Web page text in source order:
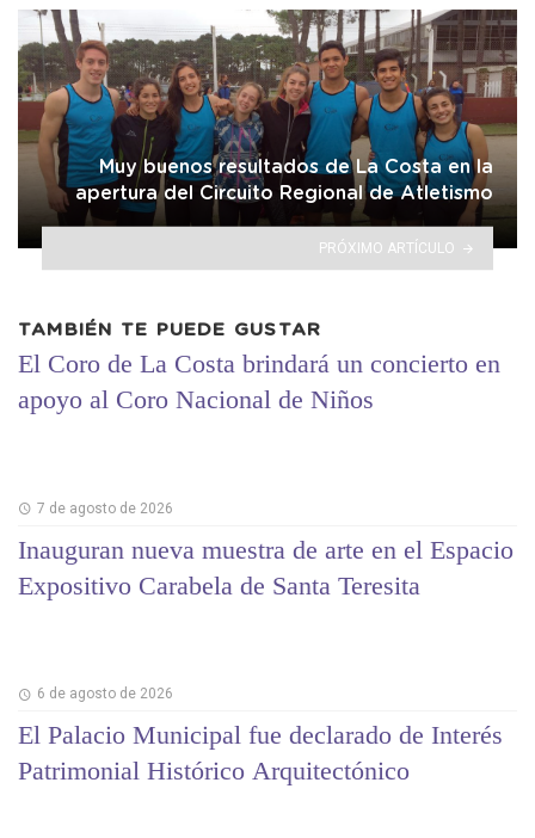
Muy buenos resultados de La Costa en la
apertura del Circuito Regional de Atletismo
PRÓXIMO ARTÍCULO
TAMBIÉN TE PUEDE GUSTAR
El Coro de La Costa brindará un concierto en
apoyo al Coro Nacional de Niños
7 de agosto de 2026
Inauguran nueva muestra de arte en el Espacio
Expositivo Carabela de Santa Teresita
6 de agosto de 2026
El Palacio Municipal fue declarado de Interés
Patrimonial Histórico Arquitectónico